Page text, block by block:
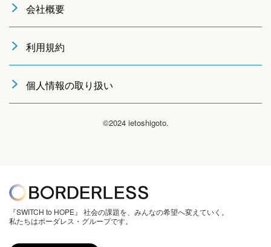
会社概要
利用規約
個人情報の取り扱い
©2024 ietoshigoto.
『SWITCH to HOPE』 社会の課題を、みんなの希望へ変えていく。
私たちはボーダレス・グループです。